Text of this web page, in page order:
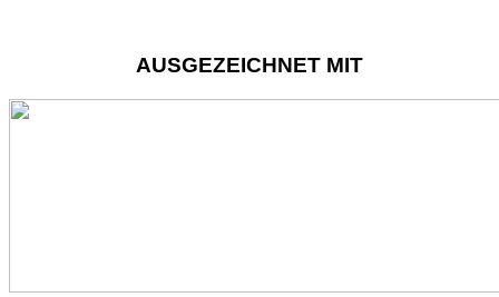
AUSGEZEICHNET MIT